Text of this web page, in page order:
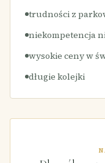
trudności z
niekompetencja
wysokie ceny w
długie kolejki